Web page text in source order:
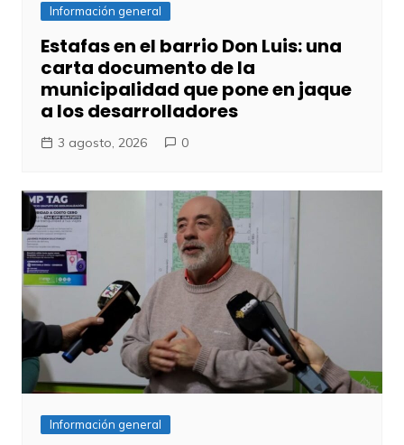
Información general
Estafas en el barrio Don Luis: una
carta documento de la
municipalidad que pone en jaque
a los desarrolladores
3 agosto, 2026 0
Información general